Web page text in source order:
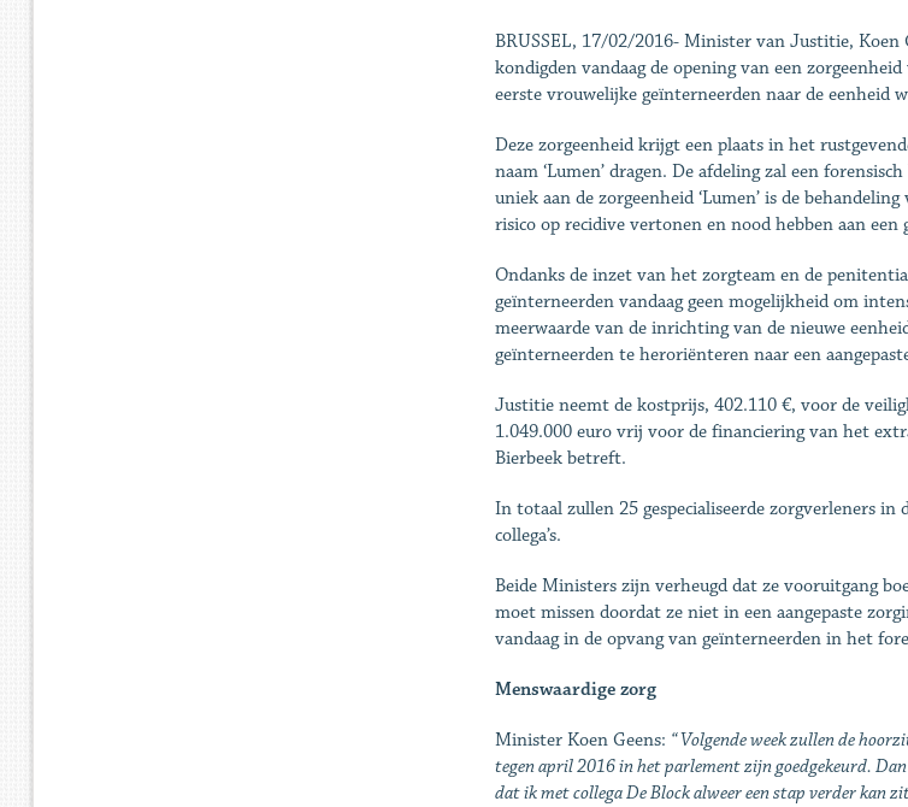
BRUSSEL, 17/02/2016- Minister van Justitie, Koen
kondigden vandaag de opening van een
eerste vrouwelijke geïnterneerden naar de eenheid
Deze zorgeenheid krijgt een plaats in het
naam ‘Lumen’ dragen. De afdeling zal een
uniek aan de zorgeenheid ‘Lumen’ is de
risico op recidive vertonen en nood hebben aan een
Ondanks de inzet van het zorgteam en de
geïnterneerden vandaag geen mogelijkheid om
meerwaarde van de inrichting van de nieuwe
geïnterneerden te heroriënteren naar een
Justitie neemt de kostprijs, 402.110 €, voor de
1.049.000 euro vrij voor de financiering van het
Bierbeek betreft.
In totaal zullen 25 gespecialiseerde zorgverleners
collega’s.
Beide Ministers zijn verheugd dat ze vooruitgang
moet missen doordat ze niet in een aangepaste
vandaag in de opvang van geïnterneerden in het
Menswaardige zorg
Minister Koen Geens: “ Volgende week zullen de
tegen april 2016 in het parlement zijn goedgekeurd.
dat ik met collega De Block alweer een stap verder kan